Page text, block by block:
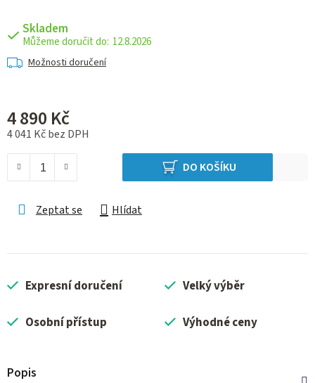
Skladem
12.8.2026
Možnosti doručení
4 890 Kč
4 041 Kč bez DPH
DO KOŠÍKU
Zeptat se Hlídat
Expresní doručení Velký výběr
Osobní přístup Výhodné ceny
Popis